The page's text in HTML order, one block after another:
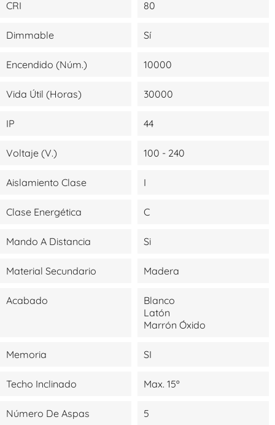
CRI 80
Dimmable Sí
Encendido (Núm.) 10000
Vida Útil (Horas) 30000
IP 44
Voltaje (V.) 100 - 240
Aislamiento Clase I
Clase Energética C
Mando A Distancia Si
Material Secundario Madera
Acabado
Blanco
Latón
Marrón Óxido
Memoria SI
Techo Inclinado Max. 15º
Número De Aspas 5